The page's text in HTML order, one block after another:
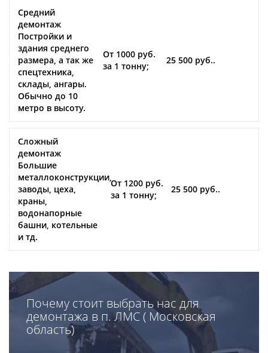
Средний
демонтаж
Постройки и
здания среднего
размера, а так же
спецтехника,
склады, ангары.
Обычно до 10
метро в высоту.
От 1000 руб.
за 1 тонну;
25 500 руб..
Сложный
демонтаж
Большие
металлоконструкции,
заводы, цеха,
краны,
водонапорные
башни, котельные
и тд.
От 1200 руб.
за 1 тонну;
25 500 руб..
Почему стоит выбрать нас для
демонтажа в п. ЛМС ( Московская
область)